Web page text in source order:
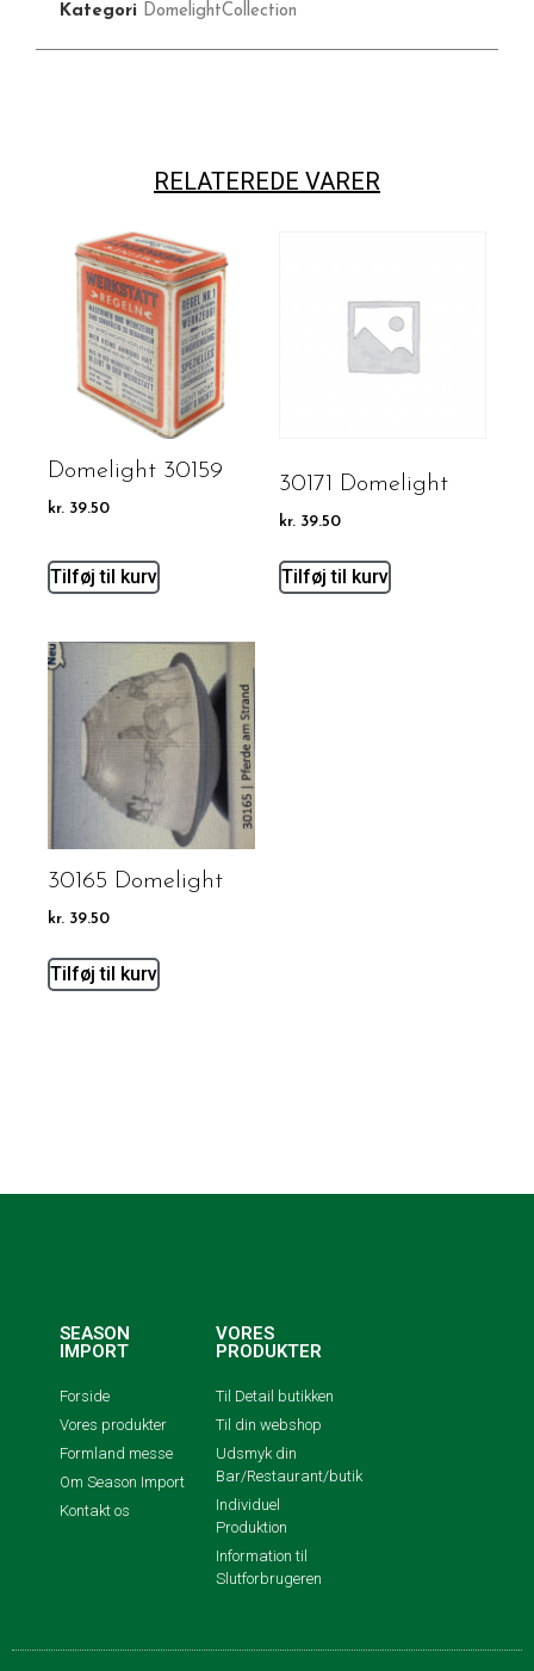
Kategori DomelightCollection
RELATEREDE VARER
Domelight 30159
kr. 39.50
Tilføj til kurv
30171 Domelight
kr. 39.50
Tilføj til kurv
30165 Domelight
kr. 39.50
Tilføj til kurv
SEASON
IMPORT
Forside
Vores produkter
Formland messe
Om Season Import
Kontakt os
VORES
PRODUKTER
Til Detail butikken
Til din webshop
Udsmyk din
Bar/Restaurant/butik
Individuel
Produktion
Information til
Slutforbrugeren